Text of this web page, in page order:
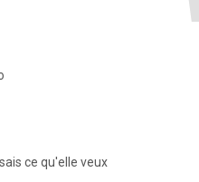
sérieuse sexy et sais ce qu'elle veux